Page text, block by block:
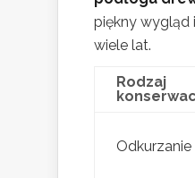
piękny wygląd
wiele lat.
Rodzaj
Odkurzanie